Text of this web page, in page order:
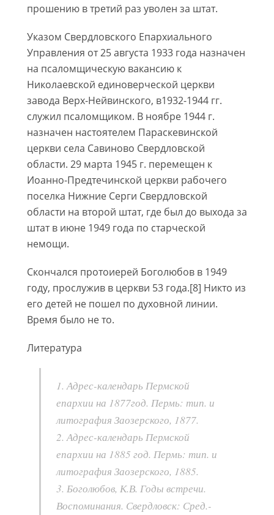
прошению в третий раз уволен за штат.
Указом Свердловского Епархиального
Управления от 25 августа 1933 года назначен
на псаломщическую вакансию к
Николаевской единоверческой церкви
завода Верх-Нейвинского, в1932-1944 гг.
служил псаломщиком. В ноябре 1944 г.
назначен настоятелем Параскевинской
церкви села Савиново Свердловской
области. 29 марта 1945 г. перемещен к
Иоанно-Предтечинской церкви рабочего
поселка Нижние Серги Свердловской
области на второй штат, где был до выхода за
штат в июне 1949 года по старческой
немощи.
Скончался протоиерей Боголюбов в 1949
году, прослужив в церкви 53 года.[8] Никто из
его детей не пошел по духовной линии.
Время было не то.
Литература
1. Адрес-календарь Пермской
епархии на 1877год. Пермь: тип. и
литография Заозерского, 1877.
2. Адрес-календарь Пермской
епархии на 1885 год. Пермь: тип. и
литография Заозерского, 1885.
3. Боголюбов, К.В. Годы встречи.
Воспоминания. Свердловск: Сред.-